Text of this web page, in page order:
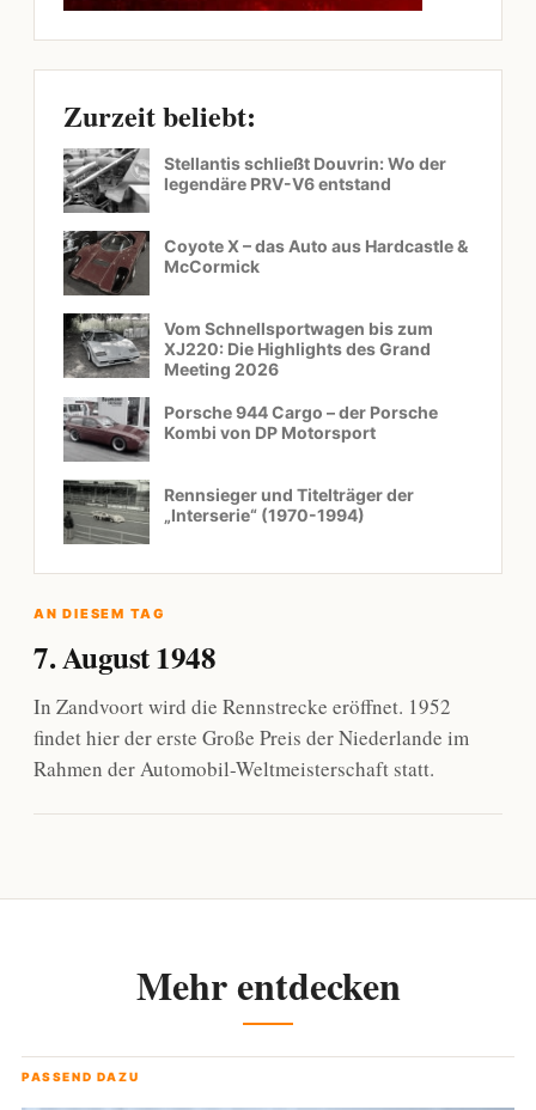
Zurzeit beliebt:
Stellantis schließt Douvrin: Wo der
legendäre PRV-V6 entstand
Coyote X – das Auto aus Hardcastle &
McCormick
Vom Schnellsportwagen bis zum
XJ220: Die Highlights des Grand
Meeting 2026
Porsche 944 Cargo – der Porsche
Kombi von DP Motorsport
Rennsieger und Titelträger der
„Interserie“ (1970-1994)
AN DIESEM TAG
7. August 1948
In Zandvoort wird die Rennstrecke eröffnet. 1952
findet hier der erste Große Preis der Niederlande im
Rahmen der Automobil-Weltmeisterschaft statt.
Mehr entdecken
PASSEND DAZU